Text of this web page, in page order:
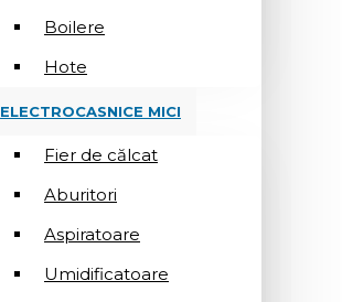
Boilere
Hote
ELECTROCASNICE MICI
Fier de călcat
Aburitori
Aspiratoare
Umidificatoare